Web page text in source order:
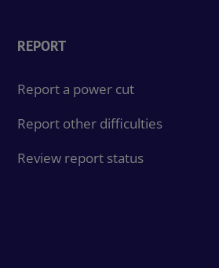
REPORT
Report a power cut
Report other difficulties
Review report status